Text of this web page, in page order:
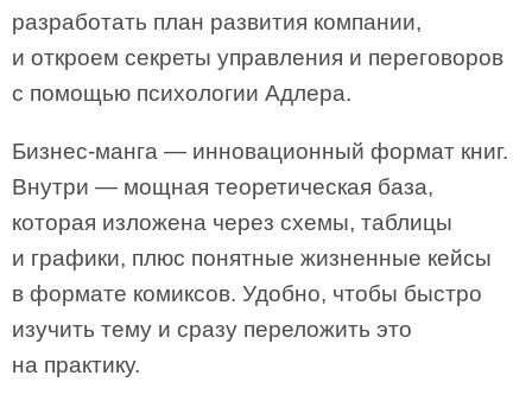
разработать план развития компании,
и откроем секреты управления и переговоров
с помощью психологии Адлера.
Бизнес-манга — инновационный формат книг.
Внутри — мощная теоретическая база,
которая изложена через схемы, таблицы
и графики, плюс понятные жизненные кейсы
в формате комиксов. Удобно, чтобы быстро
изучить тему и сразу переложить это
на практику.